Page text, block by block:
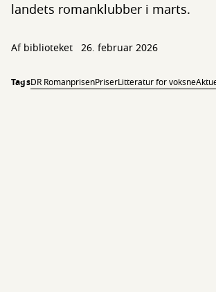
landets romanklubber i marts.
Af biblioteket 26. februar 2026
TagsDR RomanprisenPriserLitteratur for voksne